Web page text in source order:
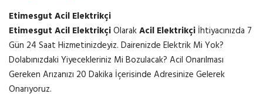
Etimesgut Acil Elektrikçi
Etimesgut Acil ElektrikçiOlarakAcil Elektrikçi İhtiyacınızda 7
Gün 24 Saat Hizmetinizdeyiz. Dairenizde Elektrik Mi Yok?
Dolabınızdaki Yiyecekleriniz Mi Bozulacak? Acil Onarılması
Gereken Arızanızı 20 Dakika İçerisinde Adresinize Gelerek
Onarıyoruz.